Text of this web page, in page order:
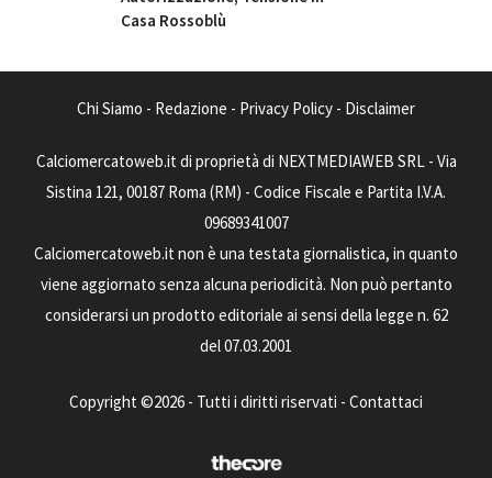
Casa Rossoblù
Chi Siamo - Redazione - Privacy Policy - Disclaimer
Calciomercatoweb.it di proprietà di NEXTMEDIAWEB SRL - Via
Sistina 121, 00187 Roma (RM) - Codice Fiscale e Partita I.V.A.
09689341007
Calciomercatoweb.it non è una testata giornalistica, in quanto
viene aggiornato senza alcuna periodicità. Non può pertanto
considerarsi un prodotto editoriale ai sensi della legge n. 62
del 07.03.2001
Copyright ©2026 - Tutti i diritti riservati - Contattaci